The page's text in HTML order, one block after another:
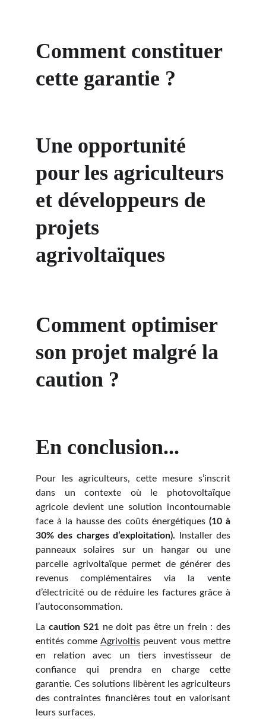
Comment constituer
cette garantie ?
Une opportunité
pour les agriculteurs
et développeurs de
projets
agrivoltaïques
Pour les agriculteurs, cette mesure s’inscrit
dans un contexte où le photovoltaïque
agricole devient une solution incontournable
face à la hausse des coûts énergétiques(10 à
30% des charges d’exploitation). Installer des
panneaux solaires sur un hangar ou une
parcelle agrivoltaïque permet de générer des
revenus complémentaires via la vente
d’électricité ou de réduire les factures grâce à
l’autoconsommation.
La caution S21 ne doit pas être un frein : des
entités comme Agrivoltispeuvent vous mettre
en relation avec un tiers investisseur de
confiance qui prendra en charge cette
garantie. Ces solutions libèrent les agriculteurs
des contraintes financières tout en valorisant
leurs surfaces.
Comment optimiser
son projet malgré la
caution ?
En conclusion...